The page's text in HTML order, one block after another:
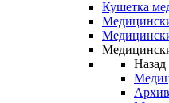
Кушетка
Назад